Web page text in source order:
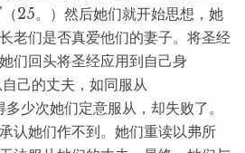
（25。）然后她们就开始思想，她
老们是否真爱他们的妻子。将圣经
们回头将圣经应用到自己身
自己的丈夫，如同服从
少次她们定意服从，却失败了。
认她们作不到。她们重读以弗所